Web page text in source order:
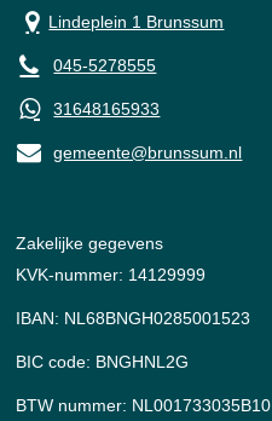
Lindeplein 1 Brunssum
045-5278555
31648165933
gemeente@brunssum.nl
Zakelijke gegevens
KVK-nummer: 14129999
IBAN: NL68BNGH0285001523
BIC code: BNGHNL2G
BTW nummer: NL001733035B10